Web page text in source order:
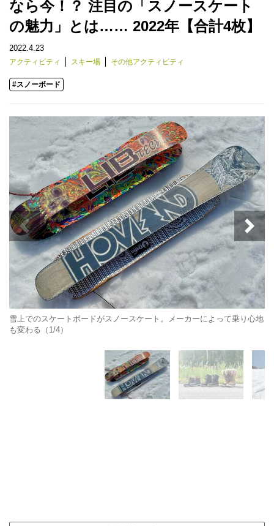
なら今！？ 注目の「スノースケート
の魅力」とは…… 2022年【合計4枚】
2022.4.23
アクティビティ スキー場 その他アクティビティ
#スノーボード
雪上でのスケートボードがスノースケート。メーカーによって乗り心地
も変わる（1/4）